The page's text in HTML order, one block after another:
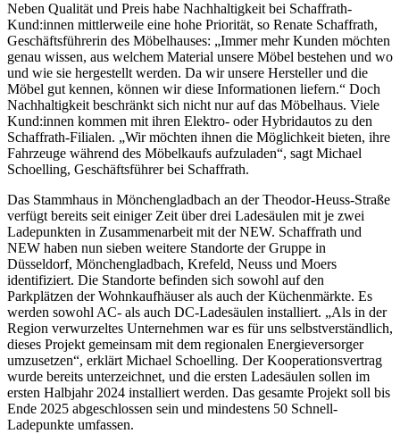
Neben Qualität und Preis habe Nachhaltigkeit bei Schaffrath-
Kund:innen mittlerweile eine hohe Priorität, so Renate Schaffrath,
Geschäftsführerin des Möbelhauses: „Immer mehr Kunden möchten
genau wissen, aus welchem Material unsere Möbel bestehen und wo
und wie sie hergestellt werden. Da wir unsere Hersteller und die
Möbel gut kennen, können wir diese Informationen liefern.“ Doch
Nachhaltigkeit beschränkt sich nicht nur auf das Möbelhaus. Viele
Kund:innen kommen mit ihren Elektro- oder Hybridautos zu den
Schaffrath-Filialen. „Wir möchten ihnen die Möglichkeit bieten, ihre
Fahrzeuge während des Möbelkaufs aufzuladen“, sagt Michael
Schoelling, Geschäftsführer bei Schaffrath.
Das Stammhaus in Mönchengladbach an der Theodor-Heuss-Straße
verfügt bereits seit einiger Zeit über drei Ladesäulen mit je zwei
Ladepunkten in Zusammenarbeit mit der NEW. Schaffrath und
NEW haben nun sieben weitere Standorte der Gruppe in
Düsseldorf, Mönchengladbach, Krefeld, Neuss und Moers
identifiziert. Die Standorte befinden sich sowohl auf den
Parkplätzen der Wohnkaufhäuser als auch der Küchenmärkte. Es
werden sowohl AC- als auch DC-Ladesäulen installiert. „Als in der
Region verwurzeltes Unternehmen war es für uns selbstverständlich,
dieses Projekt gemeinsam mit dem regionalen Energieversorger
umzusetzen“, erklärt Michael Schoelling. Der Kooperationsvertrag
wurde bereits unterzeichnet, und die ersten Ladesäulen sollen im
ersten Halbjahr 2024 installiert werden. Das gesamte Projekt soll bis
Ende 2025 abgeschlossen sein und mindestens 50 Schnell-
Ladepunkte umfassen.